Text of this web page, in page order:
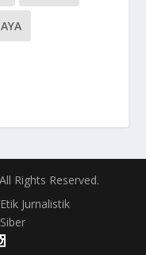
All Rights Reserved.
Jurnalistik